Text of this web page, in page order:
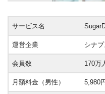
サービス名
運営企業 シナ
会員数 170万
月額料金（男性） 5,980